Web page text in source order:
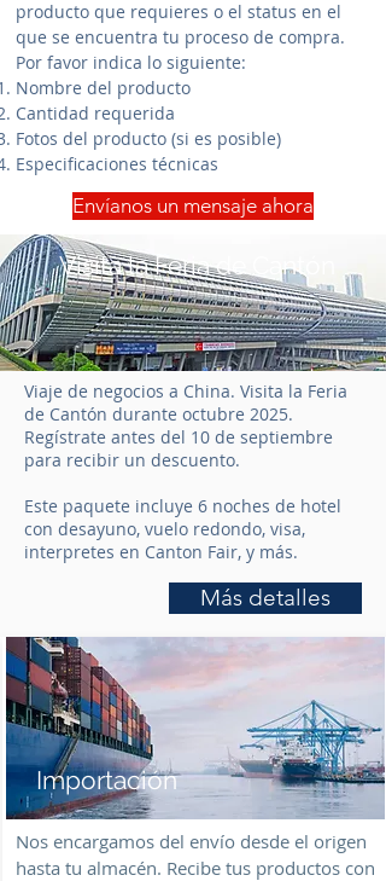
producto que requieres o el status en el
que se encuentra tu proceso de compra.
Por favor indica lo siguiente:
Nombre del producto
Cantidad requerida
Fotos del producto (si es posible)
Especificaciones técnicas
Envíanos un mensaje ahora
Visita la Feria de Cantón
Viaje de negocios a China. Visita la Feria
de Cantón durante octubre 2025.
Regístrate antes del 10 de septiembre
para recibir un descuento.
Este paquete incluye 6 noches de hotel
con desayuno, vuelo redondo, visa,
interpretes en Canton Fair, y más.
Más detalles
Importación
Nos encargamos del envío desde el origen
hasta tu almacén. Recibe tus productos con